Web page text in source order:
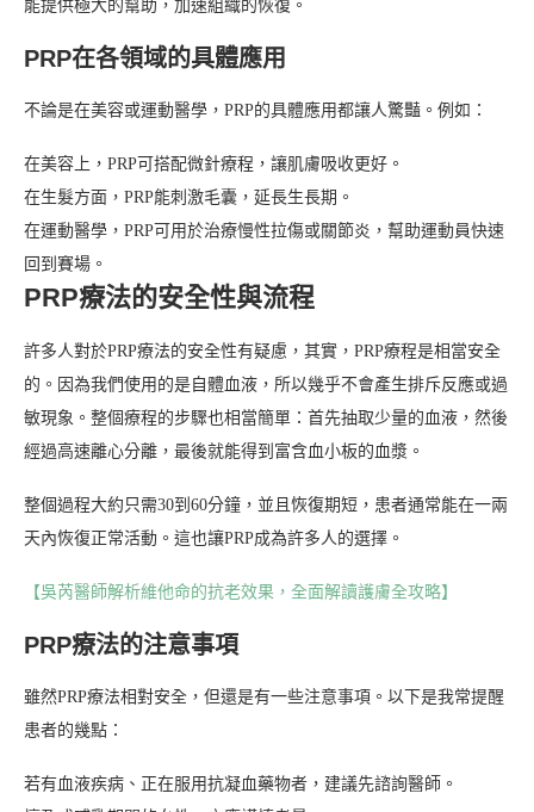
能提供極大的幫助，加速組織的恢復。
PRP在各領域的具體應用
不論是在美容或運動醫學，PRP的具體應用都讓人驚豔。例如：
在美容上，PRP可搭配微針療程，讓肌膚吸收更好。
在生髮方面，PRP能刺激毛囊，延長生長期。
在運動醫學，PRP可用於治療慢性拉傷或關節炎，幫助運動員快速
回到賽場。
PRP療法的安全性與流程
許多人對於PRP療法的安全性有疑慮，其實，PRP療程是相當安全
的。因為我們使用的是自體血液，所以幾乎不會產生排斥反應或過
敏現象。整個療程的步驟也相當簡單：首先抽取少量的血液，然後
經過高速離心分離，最後就能得到富含血小板的血漿。
整個過程大約只需30到60分鐘，並且恢復期短，患者通常能在一兩
天內恢復正常活動。這也讓PRP成為許多人的選擇。
【吳芮醫師解析維他命的抗老效果，全面解讀護膚全攻略】
PRP療法的注意事項
雖然PRP療法相對安全，但還是有一些注意事項。以下是我常提醒
患者的幾點：
若有血液疾病、正在服用抗凝血藥物者，建議先諮詢醫師。